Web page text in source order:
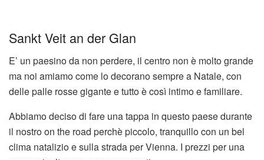
Sankt Veit an der Glan
E’ un paesino da non perdere, il centro non è molto grande
ma noi amiamo come lo decorano sempre a Natale, con
delle palle rosse gigante e tutto è così intimo e familiare.
Abbiamo deciso di fare una tappa in questo paese durante
il nostro on the road perchè piccolo, tranquillo con un bel
clima natalizio e sulla strada per Vienna. I prezzi per una